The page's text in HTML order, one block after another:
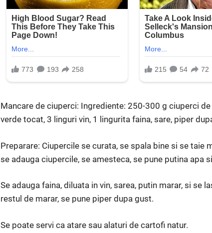
Mancare de ciuperci: Ingrediente: 250-300 g ciuperci
verde tocat, 3 linguri vin, 1 lingurita faina, sare, piper
Preparare: Ciupercile se curata, se spala bine si se taie
se adauga ciupercile, se amesteca, se pune putina apa
Se adauga faina, diluata in vin, sarea, putin marar, si se
restul de marar, se pune piper dupa gust.
Se poa­te servi ca atare sau alaturi de car­tofi natur.